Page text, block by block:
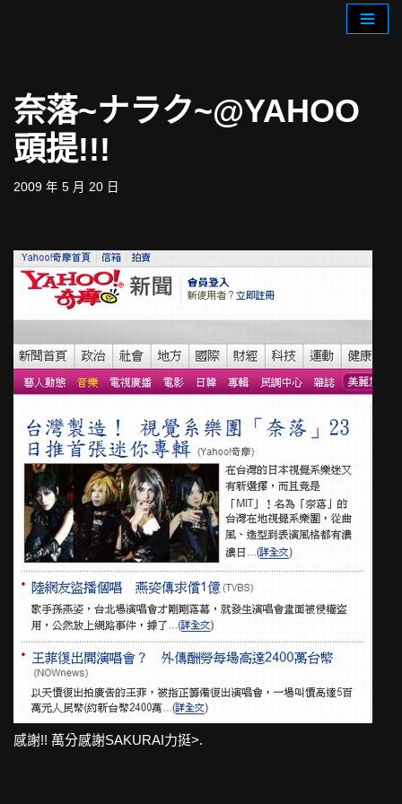
content
奈落~ナラク~@YAHOO
頭提!!!
2009 年 5 月 20 日
感謝!! 萬分感謝SAKURAI力挺>.